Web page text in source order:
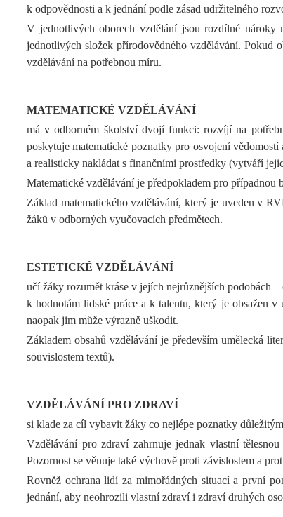
k odpovědnosti a k jednání podle zásad udržitelného
V jednotlivých oborech vzdělání jsou rozdílné nároky
jednotlivých složek přírodovědného vzdělávání. Pokud
vzdělávání na potřebnou míru.
MATEMATICKÉ VZDĚLÁVÁNÍ
má v odborném školství dvojí funkci: rozvíjí na
poskytuje matematické poznatky pro osvojení
a realisticky nakládat s finančními prostředky (vytváří
Matematické vzdělávání je předpokladem pro
Základ matematického vzdělávání, který je uveden v
žáků v odborných vyučovacích předmětech.
ESTETICKÉ VZDĚLÁVÁNÍ
učí žáky rozumět kráse v jejích nejrůznějších podobách
k hodnotám lidské práce a k talentu, který je obsažen
naopak jim může výrazně uškodit.
Základem obsahů vzdělávání je především umělecká
souvislostem textů).
VZDĚLÁVÁNÍ PRO ZDRAVÍ
si klade za cíl vybavit žáky co nejlépe poznatky
Vzdělávání pro zdraví zahrnuje jednak vlastní
Pozornost se věnuje také výchově proti závislostem a
Rovněž ochrana lidí za mimořádných situací a první
jednání, aby neohrozili vlastní zdraví i zdraví druhých